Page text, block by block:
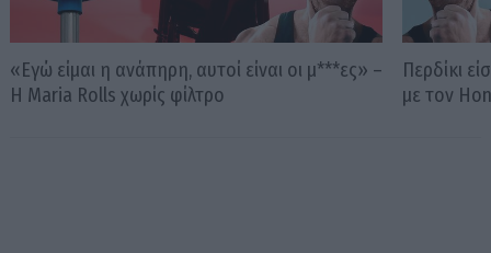
«Εγώ είμαι η ανάπηρη, αυτοί είναι οι μ***ες» –
Η Maria Rolls χωρίς φίλτρο
Περδίκι
με τον